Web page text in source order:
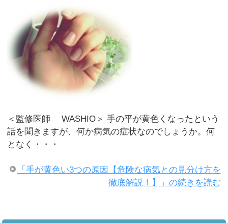
＜監修医師 WASHIO＞ 手の平が黄色くなったという
話を聞きますが、何か病気の症状なのでしょうか。何
となく・・・
「手が黄色い3つの原因【危険な病気との見分け方を
徹底解説！】」の続きを読む